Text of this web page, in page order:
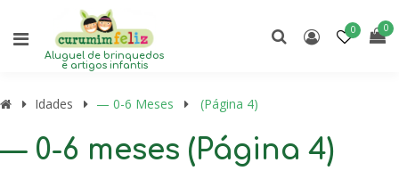
Aluguel de brinquedos
e artigos infantis
0 0
Idades — 0-6 Meses (Página 4)
— 0-6 meses (Página 4)